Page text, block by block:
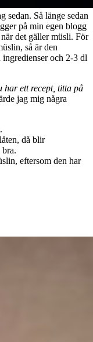
sedan. Så länge sedan
på min egen blogg
det gäller müsli. För
så är den
och 2-3 dl
har ett recept, titta på
jag mig några
då blir
eftersom den har